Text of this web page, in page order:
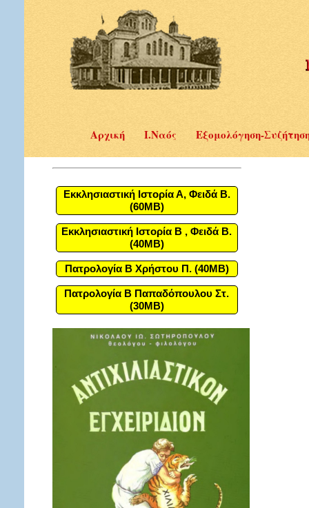
Αρχική Ι.Ναός Εξομολόγηση-
Εκκλησιαστική Ιστορία Α, Φειδά Β.
(60MB)
Εκκλησιαστική Ιστορία Β , Φειδά Β.
(40MB)
Πατρολογία Β Χρήστου Π. (40MB)
Πατρολογία Β Παπαδόπουλου Στ.
(30MB)